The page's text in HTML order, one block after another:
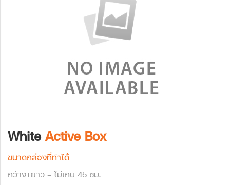
White Active Box
ขนาดกล่องที่ทำได้
กว้าง+ยาว = ไม่เกิน 45 ซม.